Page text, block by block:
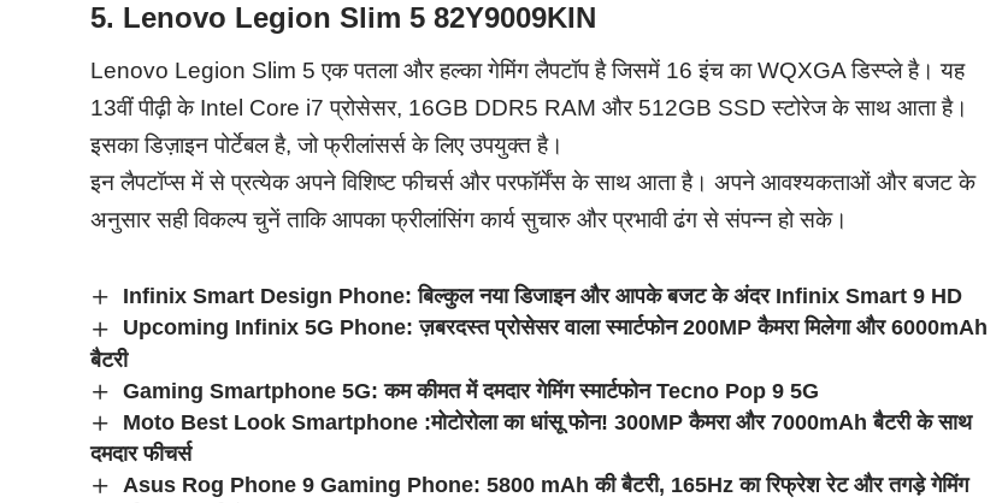
5. Lenovo Legion Slim 5 82Y9009KIN
Lenovo Legion Slim 5 एक पतला और हल्का गेमिंग लैपटॉप है जिसमें 16 इंच का WQXGA डिस्प्ले है। यह
13वीं पीढ़ी के Intel Core i7 प्रोसेसर, 16GB DDR5 RAM और 512GB SSD स्टोरेज के साथ आता है।
इसका डिज़ाइन पोर्टेबल है, जो फ्रीलांसर्स के लिए उपयुक्त है। ​
इन लैपटॉप्स में से प्रत्येक अपने विशिष्ट फीचर्स और परफॉर्मेंस के साथ आता है। अपने आवश्यकताओं और बजट के
अनुसार सही विकल्प चुनें ताकि आपका फ्रीलांसिंग कार्य सुचारु और प्रभावी ढंग से संपन्न हो सके।​
Infinix Smart Design Phone: बिल्कुल नया डिजाइन और आपके बजट के अंदर Infinix Smart 9 HD
Upcoming Infinix 5G Phone: ज़बरदस्त प्रोसेसर वाला स्मार्टफोन 200MP कैमरा मिलेगा और 6000mAh
बैटरी
Gaming Smartphone 5G: कम कीमत में दमदार गेमिंग स्मार्टफोन Tecno Pop 9 5G
Moto Best Look Smartphone :मोटोरोला का धांसू फोन! 300MP कैमरा और 7000mAh बैटरी के साथ
दमदार फीचर्स
Asus Rog Phone 9 Gaming Phone: 5800 mAh की बैटरी, 165Hz का रिफ्रेश रेट और तगड़े गेमिंग